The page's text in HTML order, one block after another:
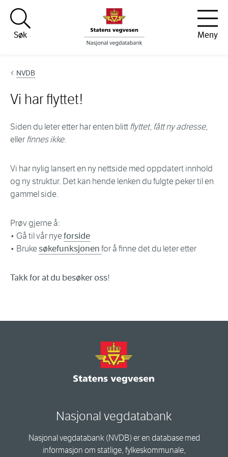
Hopp til innhold
Søk
Meny
NVDB
Vi har flyttet!
Siden du leter etter har enten blittflyttet, fått ny adresse,
ellerfinnes ikke.
Vi har nylig lansert en ny nettside med oppdatert innhold
og ny struktur. Det kan hende lenken du fulgte peker til en
gammel side.
Prøv gjerne å:
• Gå til vår nyeforside
• Brukesøkefunksjonenfor å finne det du leter etter
Takk for at du besøker oss!
Nasjonal vegdatabank
Nasjonal vegdatabank (NVDB) er en database med
informasjon om statlige, fylkeskommunale,